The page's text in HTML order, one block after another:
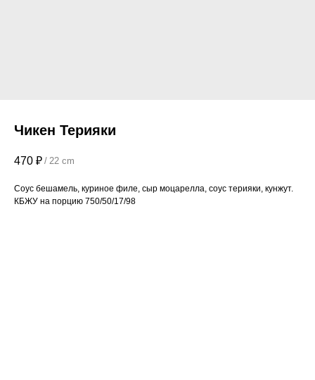
Чикен Терияки
470 ₽ / 22 cm
Соус бешамель, куриное филе, сыр моцарелла, соус терияки, кунжут.
КБЖУ на порцию 750/50/17/98